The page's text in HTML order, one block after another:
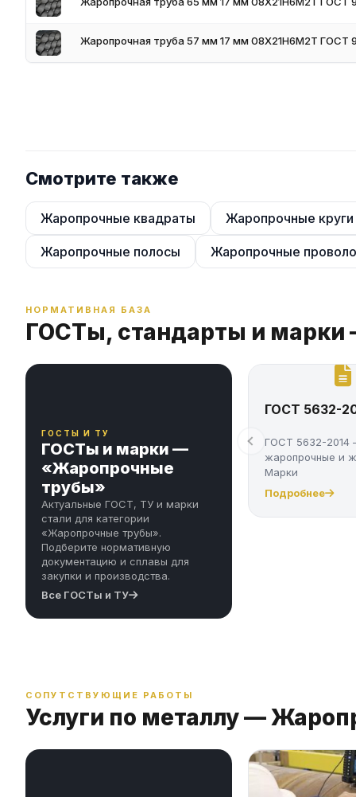
Условия поставки
Бесшовные жаропрочные трубы есть в наличии на складе в
Сертификат на трубы по ГОСТ 9940-81 / ГОСТ 9941-81 с
Жаропрочная труба 57 мм 17 мм 08Х21Н6М2Т ГОСТ
Смотрите также
Жаропрочные квадраты Жаропрочные круги
Жаропрочные полосы Жаропрочные
НОРМАТИВНАЯ БАЗА
ГОСТы, стандарты и
ГОСТЫ И ТУ
ГОСТы и марки —
«Жаропрочные
трубы»
Актуальные ГОСТ, ТУ и марки
стали для категории
«Жаропрочные трубы».
Подберите нормативную
документацию и сплавы для
закупки и производства.
Все ГОСТы и ТУ
ГОСТ 5632-
ГОСТ 5632-2014
жаропрочные и
Марки
Подробнее
СОПУТСТВУЮЩИЕ РАБОТЫ
Услуги по металлу —